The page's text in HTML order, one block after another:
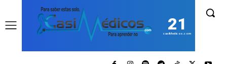
21
casiMedicos.com